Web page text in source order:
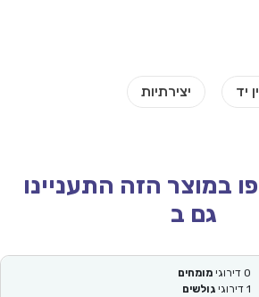
במוצר הזה התעניינו
גם ב
0 דירוגי מומחים
1 דירוגי גולשים